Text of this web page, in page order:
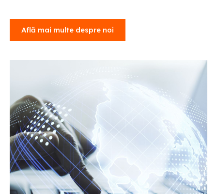
Află mai multe despre noi